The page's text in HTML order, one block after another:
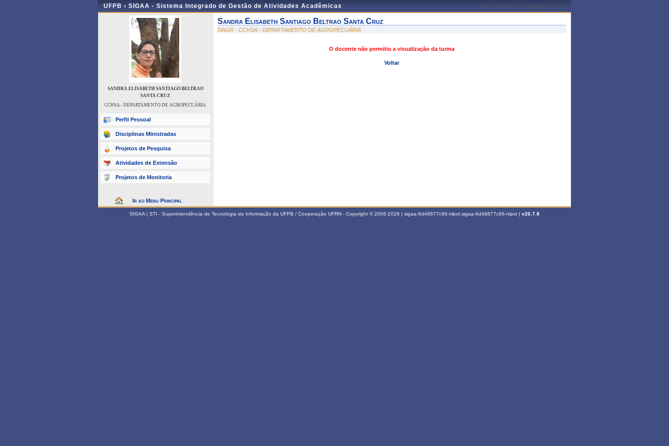
UFPB › SIGAA - Sistema Integrado de Gestão de Atividades Acadêmicas João Pessoa, 06 de Agosto de 2026
SANDRA ELISABETH SANTIAGO BELTRAO
SANTA CRUZ
CCHSA - DEPARTAMENTO DE AGROPECUÁRIA
Perfil Pessoal
Disciplinas Ministradas
Projetos de Pesquisa
Atividades de Extensão
Projetos de Monitoria
Ir ao Menu Principal
Sandra Elisabeth Santiago Beltrao Santa Cruz
DAGR - CCHSA - DEPARTAMENTO DE AGROPECUÁRIA
O docente não permitiu a visualização da turma
Voltar
SIGAA | STI - Superintendência de Tecnologia da Informação da UFPB / Cooperação UFRN - Copyright © 2006-2026 | sigaa-6d48877c66-nlpxt.sigaa-6d48877c66-nlpxt | v26.7.8